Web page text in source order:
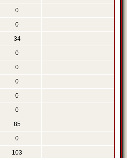
0
0
34
0
0
0
0
0
85
0
103